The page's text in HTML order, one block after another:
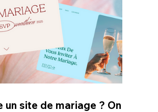
un site de mariage ? On